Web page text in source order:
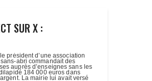
SUR X :